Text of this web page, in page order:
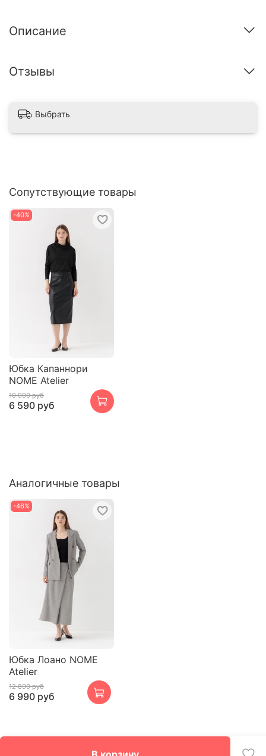
Описание
Отзывы
Выбрать
Сопутствующие товары
-40%
Юбка Капаннори
NOME Atelier
10 990 руб
6 590 руб
Аналогичные товары
-46%
Юбка Лоано NOME
Atelier
12 890 руб
6 990 руб